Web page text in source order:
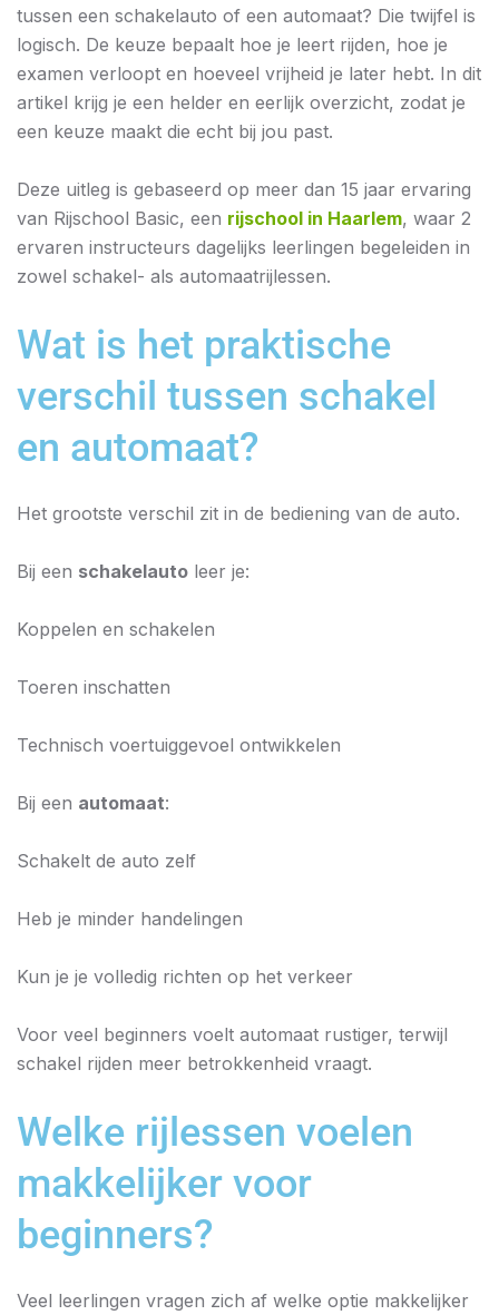
tussen een schakelauto of een automaat? Die twijfel is
logisch. De keuze bepaalt hoe je leert rijden, hoe je
examen verloopt en hoeveel vrijheid je later hebt. In dit
artikel krijg je een helder en eerlijk overzicht, zodat je
een keuze maakt die echt bij jou past.
Deze uitleg is gebaseerd op meer dan 15 jaar ervaring
van Rijschool Basic, een rijschool in Haarlem, waar 2
ervaren instructeurs dagelijks leerlingen begeleiden in
zowel schakel- als automaatrijlessen.
Wat is het praktische
verschil tussen schakel
en automaat?
Het grootste verschil zit in de bediening van de auto.
Bij een schakelauto leer je:
Koppelen en schakelen
Toeren inschatten
Technisch voertuiggevoel ontwikkelen
Bij een automaat:
Schakelt de auto zelf
Heb je minder handelingen
Kun je je volledig richten op het verkeer
Voor veel beginners voelt automaat rustiger, terwijl
schakel rijden meer betrokkenheid vraagt.
Welke rijlessen voelen
makkelijker voor
beginners?
Veel leerlingen vragen zich af welke optie makkelijker